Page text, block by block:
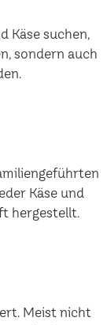
Käse suchen,
sondern auch
Käse und
hergestellt.
Meist nicht